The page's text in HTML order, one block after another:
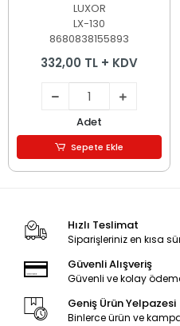
LUXOR
LX-130
8680838155893
332,00 TL + KDV
Adet
Sepete Ekle
Hızlı Teslimat
Siparişleriniz en kısa
Güvenli Alışveriş
Güvenli ve kolay
Geniş Ürün Yelpazesi
Binlerce ürün ve